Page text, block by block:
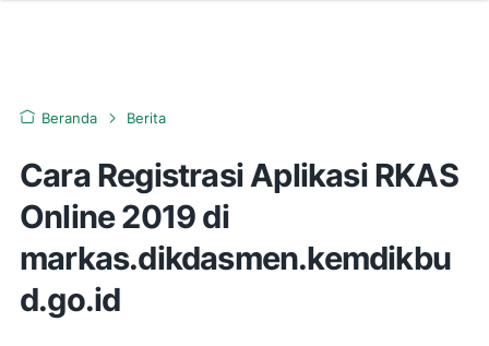
Beranda Berita
Cara Registrasi Aplikasi RKAS
Online 2019 di
markas.dikdasmen.kemdikbu
d.go.id